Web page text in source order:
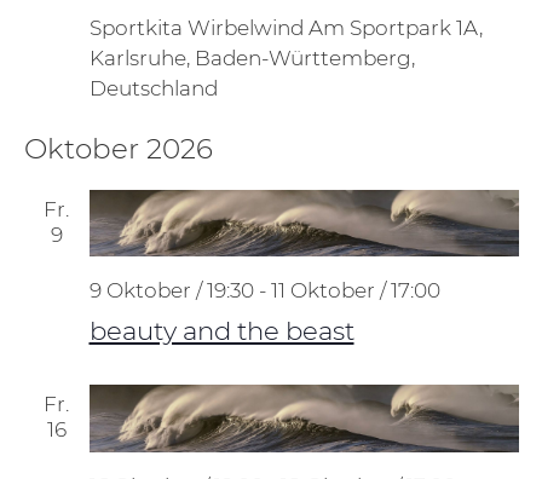
Sportkita Wirbelwind Am Sportpark 1A,
Karlsruhe, Baden-Württemberg,
Deutschland
Oktober 2026
Fr.
9
beauty and the beast
9 Oktober / 19:30- 11 Oktober / 17:00
Fr.
16